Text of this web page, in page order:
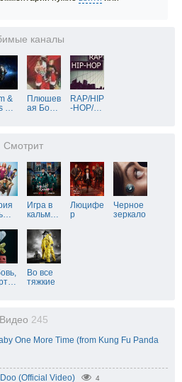
каналы
&
…
Плюшев
ая Бо…
RAP/HIP
-HOP/…
Смотрит
…
Игра в
кальм…
Люцифе
р
Черное
зеркало
…
Во все
тяжкие
Видео 245
One More Time (from Kung Fu Panda
(Official Video) 4